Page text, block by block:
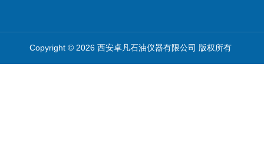
Copyright © 2026 西安卓凡石油仪器有限公司 版权所有